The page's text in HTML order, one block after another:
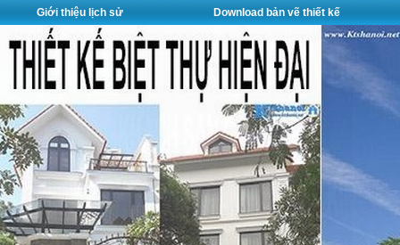
Giới thiệu lịch sử Download bản vẽ thiết kế